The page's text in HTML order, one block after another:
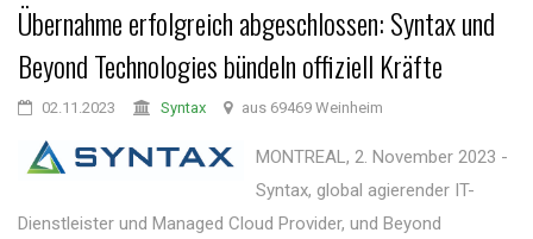
Übernahme erfolgreich abgeschlossen: Syntax und
Beyond Technologies bündeln offiziell Kräfte
02.11.2023 Syntax aus 69469 Weinheim
MONTREAL, 2. November 2023 -
Syntax, global agierender IT-
Dienstleister und Managed Cloud Provider, und Beyond